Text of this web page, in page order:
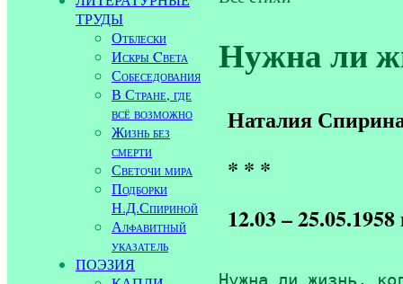
ТРУДЫ
Отблески
Искры Cвета
Собеседования
В Стране, где
всё возможно
Жизнь без
смерти
Светочи мира
Подборки
Н.Д.Спириной
Алфавитный
указатель
ПОЭЗИЯ
Нужна ли
Наталия
* * *
12.03 – 25.05.1958
Нужна ли жизнь,